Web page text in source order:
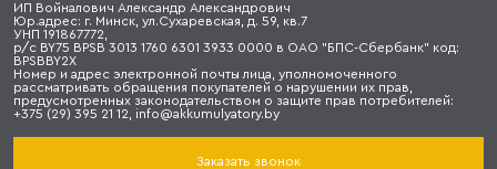
ИП Войналович Александр Александрович
Юр.адрес: г. Минск, ул.Сухаревская, д. 59, кв.7
УНП 191867772,
р/с BY75 BPSB 3013 1760 6301 3933 0000 в ОАО "БПС-Сбербанк" код:
BPSBBY2X
Номер и адрес электронной почты лица, уполномоченного
рассматривать обращения покупателей о нарушении их прав,
предусмотренных законодательством о защите прав потребителей:
+375 (29) 395 21 12, info@akkumulyatory.by
Заказать звонок